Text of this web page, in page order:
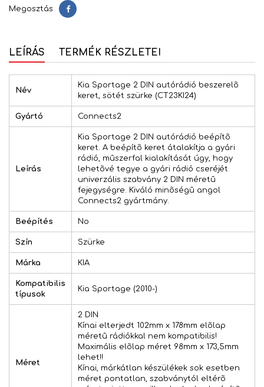
Megosztás Megosztás
LEÍRÁS TERMÉK RÉSZLETEI
Név
Kia Sportage 2 DIN autórádió beszerelõ
keret, sötét szürke (CT23KI24)
Gyártó Connects2
Leírás
Kia Sportage 2 DIN autórádió beépítõ
keret. A beépítõ keret átalakítja a gyári
rádió, mûszerfal kialakítását úgy, hogy
lehetõvé tegye a gyári rádió cseréjét
univerzális szabvány 2 DIN méretû
fejegységre. Kiváló minõségû angol
Connects2 gyártmány.
Beépítés No
Szín Szürke
Márka KIA
Kompatibilis
típusok
Kia Sportage (2010-)
Méret
2 DIN
Kínai elterjedt 102mm x 178mm elõlap
méretû rádiókkal nem kompatibilis!
Maximális elõlap méret 98mm x 173,5mm
lehet!!
Kínai, márkátlan készülékek sok esetben
méret pontatlan, szabványtól eltérõ